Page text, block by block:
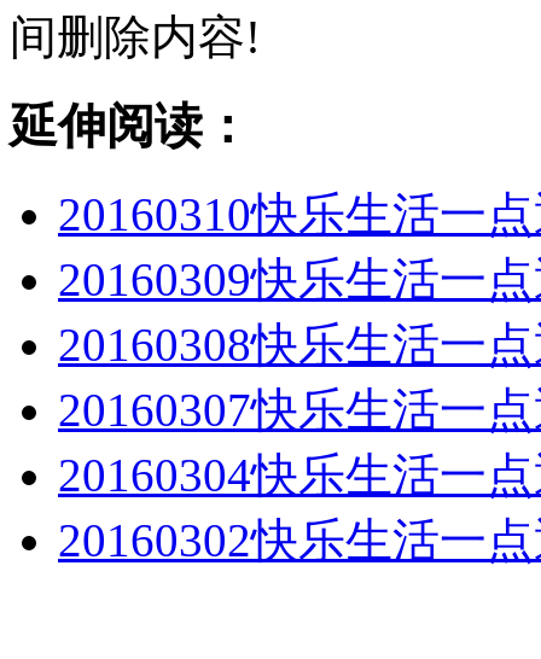
间删除内容!
延伸阅读：
20160310快乐生活一
20160309快乐生活一
20160308快乐生活一
20160307快乐生活一
20160304快乐生活一
20160302快乐生活一